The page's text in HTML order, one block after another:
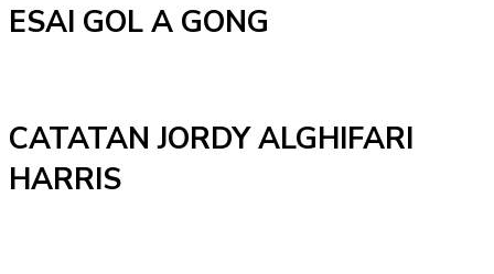
ESAI GOL A GONG
CATATAN JORDY ALGHIFARI
HARRIS